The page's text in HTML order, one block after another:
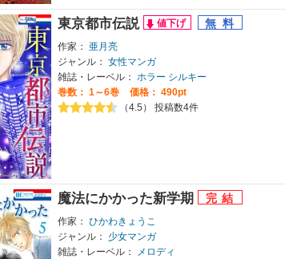
東京都市伝説
作家：
亜月亮
ジャンル： 女性マンガ
雑誌・レーベル： ホラー シルキー
巻数： 1～6巻
価格： 490pt
（4.5） 投稿数4件
魔法にかかった新学期
作家： ひかわきょうこ
ジャンル：
少女マンガ
雑誌・レーベル：
メロディ